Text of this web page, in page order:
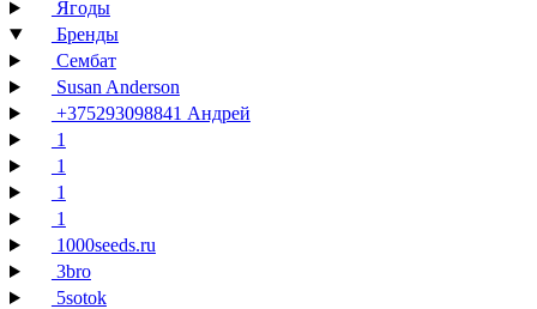
Ягоды
Бренды
Сембат
Susan Anderson
+375293098841 Андрей
1
1
1
1
1000seeds.ru
3bro
5sotok